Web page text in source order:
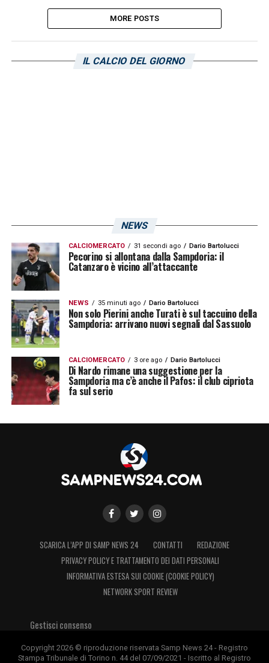
MORE POSTS
IL CALCIO DEL GIORNO
NEWS
CALCIOMERCATO 31 secondi ago Dario Bartolucci
Pecorino si allontana dalla Sampdoria: il
Catanzaro è vicino all’attaccante
NEWS 35 minuti ago Dario Bartolucci
Non solo Pierini anche Turati è sul taccuino della
Sampdoria: arrivano nuovi segnali dal Sassuolo
CALCIOMERCATO 3 ore ago Dario Bartolucci
Di Nardo rimane una suggestione per la
Sampdoria ma c’è anche il Pafos: il club cipriota
fa sul serio
SCARICA L’APP DI SAMP NEWS 24 CONTATTI
REDAZIONE
PRIVACY POLICY E TRATTAMENTO DEI DATI PERSONALI
INFORMATIVA ESTESA SUI COOKIE (COOKIE POLICY)
NETWORK SPORT REVIEW
Gestisci consenso
Copyright 2026 © riproduzione riservata Samp News 24 - Registro
Stampa Tribunale di Torino n. 44 del 07/09/2021 - Iscritto al Registro